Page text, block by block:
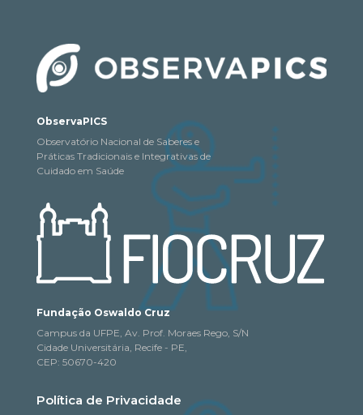
ObservaPICS
Observatório Nacional de Saberes e
Práticas Tradicionais e Integrativas de
Cuidado em Saúde
Fundação Oswaldo Cruz
Campus da UFPE, Av. Prof. Moraes Rego, S/N
Cidade Universitária, Recife - PE,
CEP: 50670-420
Política de Privacidade